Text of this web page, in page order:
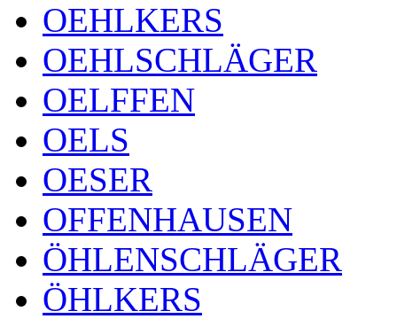
OEHLKERS
OEHLSCHLÄGER
OELFFEN
OELS
OESER
OFFENHAUSEN
ÖHLENSCHLÄGER
ÖHLKERS